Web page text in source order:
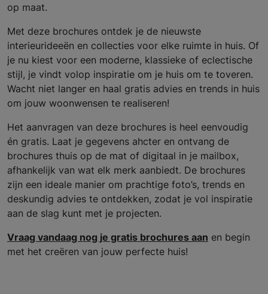
op maat.
Met deze brochures ontdek je de nieuwste
interieurideeën en collecties voor elke ruimte in huis. Of
je nu kiest voor een moderne, klassieke of eclectische
stijl, je vindt volop inspiratie om je huis om te toveren.
Wacht niet langer en haal gratis advies en trends in huis
om jouw woonwensen te realiseren!
Het aanvragen van deze brochures is heel eenvoudig
én gratis. Laat je gegevens ahcter en ontvang de
brochures thuis op de mat of digitaal in je mailbox,
afhankelijk van wat elk merk aanbiedt. De brochures
zijn een ideale manier om prachtige foto’s, trends en
deskundig advies te ontdekken, zodat je vol inspiratie
aan de slag kunt met je projecten.
Vraag vandaag nog je gratis brochures aan en begin
met het creëren van jouw perfecte huis!